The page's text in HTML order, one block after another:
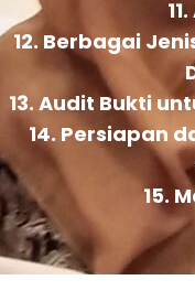
12. Berbagai
13. Audit Bukti
14. Persiapan
15.